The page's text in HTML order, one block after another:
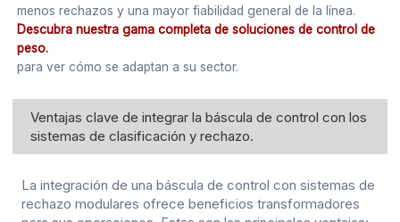
menos rechazos y una mayor fiabilidad general de la línea.
Descubra nuestra gama completa de soluciones de control de
peso.
para ver cómo se adaptan a su sector.
Ventajas clave de integrar la báscula de control con los
sistemas de clasificación y rechazo.
La integración de una báscula de control con sistemas de
rechazo modulares ofrece beneficios transformadores